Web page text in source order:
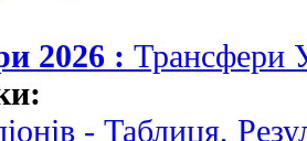
2026 : Трансфери
- Таблиця,